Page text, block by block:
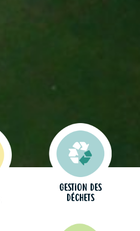
Gestion des
déchets